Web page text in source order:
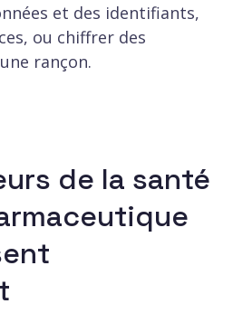
et des identifiants,
ou chiffrer des
rançon.
de la santé